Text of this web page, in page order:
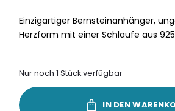
Einzigartiger Bernsteinanhänger,
Herzform mit einer Schlaufe aus
Nur noch 1 Stück verfügbar
IN DEN